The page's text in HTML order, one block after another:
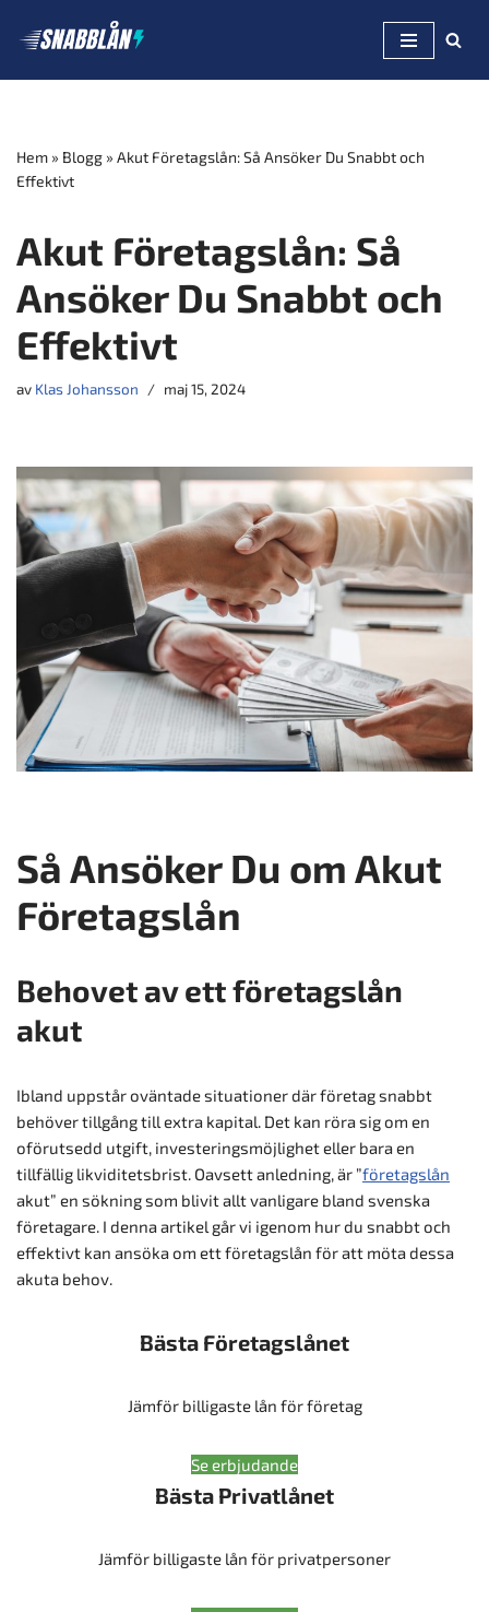
till
Hem » Blogg » Akut Företagslån: Så Ansöker Du Snabbt och
Effektivt
Akut Företagslån: Så
Ansöker Du Snabbt och
Effektivt
av Klas Johansson maj 15, 2024
Så Ansöker Du om Akut
Företagslån
Behovet av ett företagslån
akut
Ibland uppstår oväntade situationer där företag snabbt
behöver tillgång till extra kapital. Det kan röra sig om en
oförutsedd utgift, investeringsmöjlighet eller bara en
tillfällig likviditetsbrist. Oavsett anledning, är ”företagslån
akut” en sökning som blivit allt vanligare bland svenska
företagare. I denna artikel går vi igenom hur du snabbt och
effektivt kan ansöka om ett företagslån för att möta dessa
akuta behov.
Bästa Företagslånet
Jämför billigaste lån för företag
Se erbjudande
Bästa Privatlånet
Jämför billigaste lån för privatpersoner